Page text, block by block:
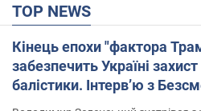
TOP NEWS
Кінець епохи "фактора
забезпечить Україні захист
балістики. Інтерв’ю з